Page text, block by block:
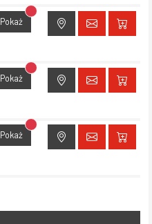
Pokaż Brak dostępu do lokalizacji
Pokaż Brak dostępu do lokalizacji
Pokaż Brak dostępu do lokalizacji